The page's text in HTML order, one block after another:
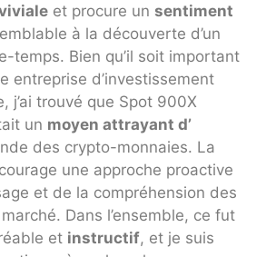
et procure un sentiment
à la découverte d’un
temps. Bien qu’il soit important
entreprise d’investissement
j’ai trouvé que Spot 900X
un moyen attrayant d’
des crypto-monnaies. La
une approche proactive
et de la compréhension des
Dans l’ensemble, ce fut
et instructif, et je suis